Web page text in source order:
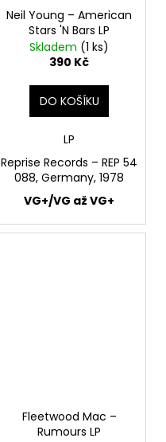
Neil Young – American
Stars 'N Bars LP
Skladem (1 ks)
390 Kč
DO KOŠÍKU
LP
Reprise Records – REP 54
088, Germany, 1978
VG+/VG až VG+
Fleetwood Mac –
Rumours LP